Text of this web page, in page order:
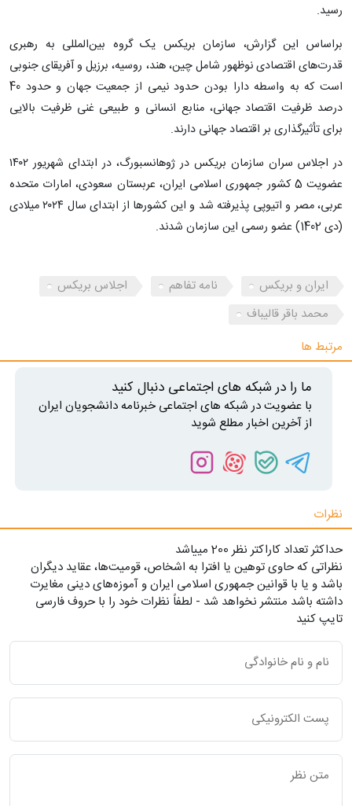
رسید.
براساس این گزارش، سازمان بریکس یک گروه بین‌المللی به رهبری
قدرت‌های اقتصادی نوظهور شامل چین، هند، روسیه، برزیل و آفریقای جنوبی‌
است که به واسطه دارا بودن حدود نیمی از جمعیت جهان و حدود 40
درصد ظرفیت اقتصاد جهانی، منابع انسانی و طبیعی غنی ظرفیت بالایی
برای تأثیرگذاری بر اقتصاد جهانی دارند.
در اجلاس سران سازمان بریکس در ژوهانسبورگ، در ابتدای شهریور ۱۴۰۲
عضویت 5 کشور جمهوری اسلامی ایران، عربستان سعودی، امارات متحده
عربی، مصر و اتیوپی پذیرفته شد و این کشورها از ابتدای سال ۲۰۲۴ میلادی
(دی 1402) عضو رسمی این سازمان شدند.
ایران و بریکس نامه تفاهم
اجلاس بریکس
محمد باقر قالیباف
مرتبط ها
ما را در شبکه های اجتماعی دنبال کنید
با عضویت در شبکه های اجتماعی خبرنامه دانشجویان ایران
از آخرین اخبار مطلع شوید
نظرات
حداکثر تعداد کاراکتر نظر 200 ميياشد
نظراتی که حاوی توهین یا افترا به اشخاص، قومیت‌ها، عقاید دیگران
باشد و یا با قوانین جمهوری اسلامی ایران و آموزه‌های دینی مغایرت
داشته باشد منتشر نخواهد شد - لطفاً نظرات خود را با حروف فارسی
تایپ کنید